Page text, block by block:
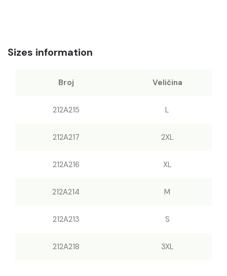
Sizes information
Broj Veličina
212A215 L
212A217 2XL
212A216 XL
212A214 M
212A213 S
212A218 3XL